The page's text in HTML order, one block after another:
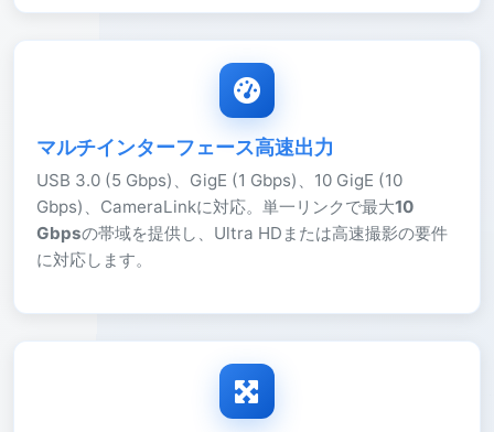
マルチインターフェース高速出力
USB 3.0 (5 Gbps)、GigE (1 Gbps)、10 GigE (10
Gbps)、CameraLinkに対応。単一リンクで最大10
Gbpsの帯域を提供し、Ultra HDまたは高速撮影の要件
に対応します。